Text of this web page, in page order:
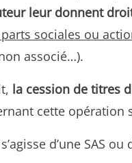
leur donnent
sociales ou
associé…).
la cession de titres
cette opération
d’une SAS